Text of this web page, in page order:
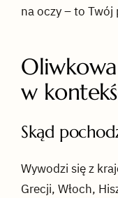
na oczy – to
w
Skąd
Wywodzi się z
Grecji, Włoch,